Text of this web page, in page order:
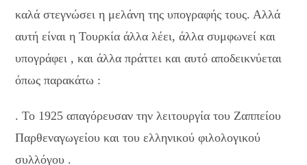
καλά στεγνώσει η μελάνη της υπογραφής τους. Αλλά
αυτή είναι η Τουρκία άλλα λέει, άλλα συμφωνεί και
υπογράφει , και άλλα πράττει και αυτό αποδεικνύεται
όπως παρακάτω :
. Το 1925 απαγόρευσαν την λειτουργία του Ζαππείου
Παρθεναγωγείου και του ελληνικού φιλολογικού
συλλόγου .